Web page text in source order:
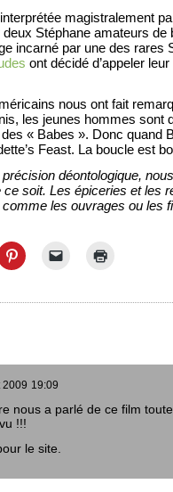
magistralement
Stéphane amateurs de
incarné par une des rares
ont décidé d’appeler
nous ont fait
les jeunes hommes sont
« Babes ». Donc quand
Feast. La boucle est
déontologique,
soit. Les épiceries et les
les ouvrages ou les
2009 19:09
nous a parlé de ce film
!!!
le site.